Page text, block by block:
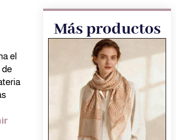
el
de
Más productos